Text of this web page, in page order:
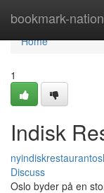
bookmark-nation
Home
Home
1
Indisk
Discuss
Oslo byder på en